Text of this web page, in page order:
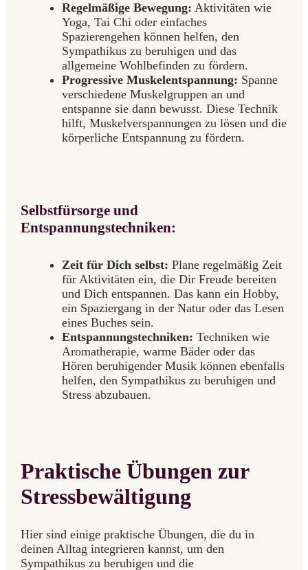
Regelmäßige Bewegung: Aktivitäten wie
Yoga, Tai Chi oder einfaches
Spazierengehen können helfen, den
Sympathikus zu beruhigen und das
allgemeine Wohlbefinden zu fördern.
Progressive Muskelentspannung: Spanne
verschiedene Muskelgruppen an und
entspanne sie dann bewusst. Diese Technik
hilft, Muskelverspannungen zu lösen und die
körperliche Entspannung zu fördern.
Selbstfürsorge und
Entspannungstechniken:
Zeit für Dich selbst: Plane regelmäßig Zeit
für Aktivitäten ein, die Dir Freude bereiten
und Dich entspannen. Das kann ein Hobby,
ein Spaziergang in der Natur oder das Lesen
eines Buches sein.
Entspannungstechniken: Techniken wie
Aromatherapie, warme Bäder oder das
Hören beruhigender Musik können ebenfalls
helfen, den Sympathikus zu beruhigen und
Stress abzubauen.
Praktische Übungen zur
Stressbewältigung
Hier sind einige praktische Übungen, die du in
deinen Alltag integrieren kannst, um den
Sympathikus zu beruhigen und die